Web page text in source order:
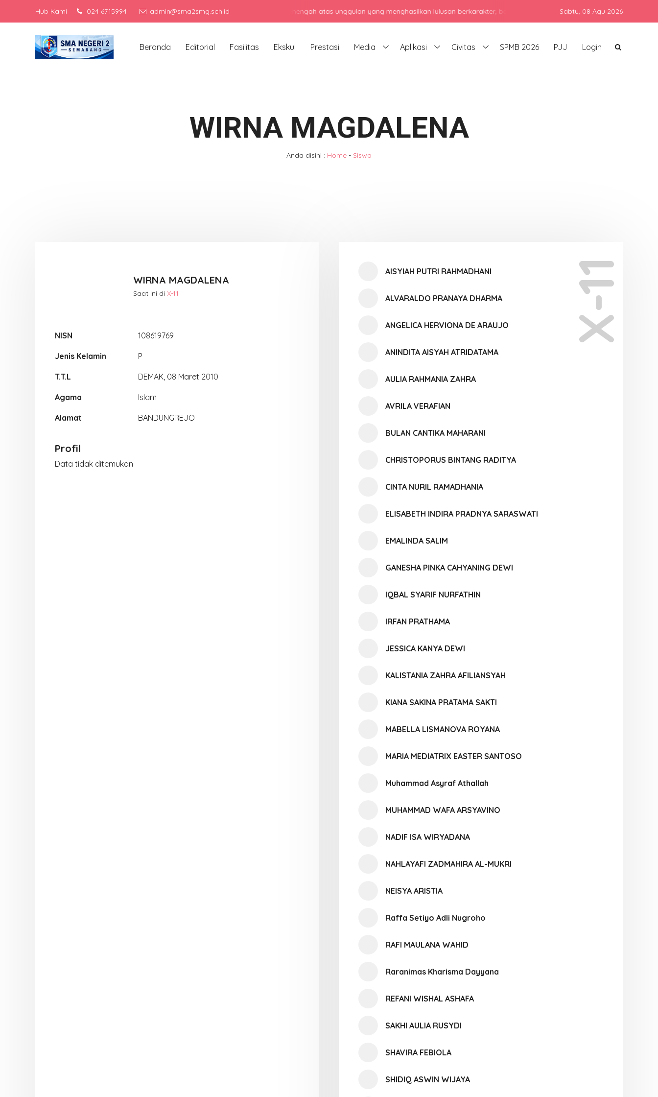
Hub Kami 024 6715994 admin@sma2smg.sch.idMenjadi sekolah menengah atas unggulan yang menghasilkan lulusan berkarakter, berprestasi, dan siap bersaing di era global dengan
Sabtu, 08 Agu 2026
Beranda Editorial Fasilitas Ekskul Prestasi Media Aplikasi Civitas SPMB 2026 PJJ Login
WIRNA MAGDALENA
Anda disini : Home - Siswa
WIRNA MAGDALENA
Saat ini di X-11
NISN 108619769
Jenis Kelamin P
T.T.L DEMAK, 08 Maret 2010
Agama Islam
Alamat BANDUNGREJO
Profil
Data tidak ditemukan
X-11
AISYIAH PUTRI RAHMADHANI
ALVARALDO PRANAYA DHARMA
ANGELICA HERVIONA DE ARAUJO
ANINDITA AISYAH ATRIDATAMA
AULIA RAHMANIA ZAHRA
AVRILA VERAFIAN
BULAN CANTIKA MAHARANI
CHRISTOPORUS BINTANG RADITYA
CINTA NURIL RAMADHANIA
ELISABETH INDIRA PRADNYA SARASWATI
EMALINDA SALIM
GANESHA PINKA CAHYANING DEWI
IQBAL SYARIF NURFATHIN
IRFAN PRATHAMA
JESSICA KANYA DEWI
KALISTANIA ZAHRA AFILIANSYAH
KIANA SAKINA PRATAMA SAKTI
MABELLA LISMANOVA ROYANA
MARIA MEDIATRIX EASTER SANTOSO
Muhammad Asyraf Athallah
MUHAMMAD WAFA ARSYAVINO
NADIF ISA WIRYADANA
NAHLAYAFI ZADMAHIRA AL-MUKRI
NEISYA ARISTIA
Raffa Setiyo Adli Nugroho
RAFI MAULANA WAHID
Raranimas Kharisma Dayyana
REFANI WISHAL ASHAFA
SAKHI AULIA RUSYDI
SHAVIRA FEBIOLA
SHIDIQ ASWIN WIJAYA